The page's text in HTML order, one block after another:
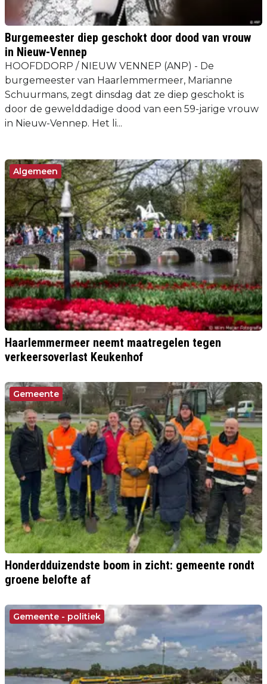
Burgemeester diep geschokt door dood van vrouw
in Nieuw-Vennep
HOOFDDORP / NIEUW VENNEP (ANP) - De
burgemeester van Haarlemmermeer, Marianne
Schuurmans, zegt dinsdag dat ze diep geschokt is
door de gewelddadige dood van een 59-jarige vrouw
in Nieuw-Vennep. Het li...
Algemeen
Haarlemmermeer neemt maatregelen tegen
verkeersoverlast Keukenhof
Gemeente
Honderdduizendste boom in zicht: gemeente rondt
groene belofte af
Gemeente - politiek